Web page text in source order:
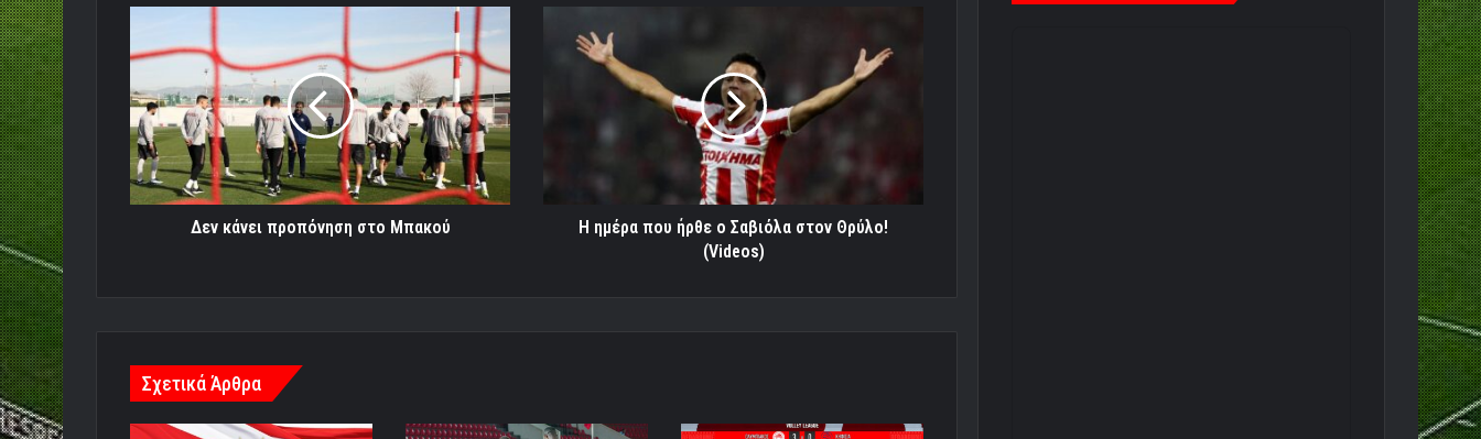
προπόνηση
στο
Μπακού
Δεν κάνει προπόνηση στο Μπακού
ημέρα
Η ημέρα που ήρθε ο Σαβιόλα στον Θρύλο!
(Videos)
Σχετικά Άρθρα